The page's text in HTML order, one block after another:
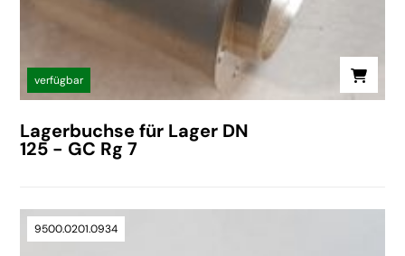
verfügbar
Lagerbuchse für Lager DN
125 - GC Rg 7
9500.0201.0934